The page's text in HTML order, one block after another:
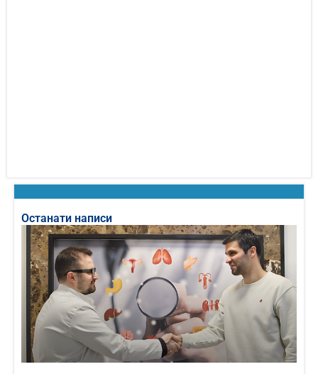
Останати написи